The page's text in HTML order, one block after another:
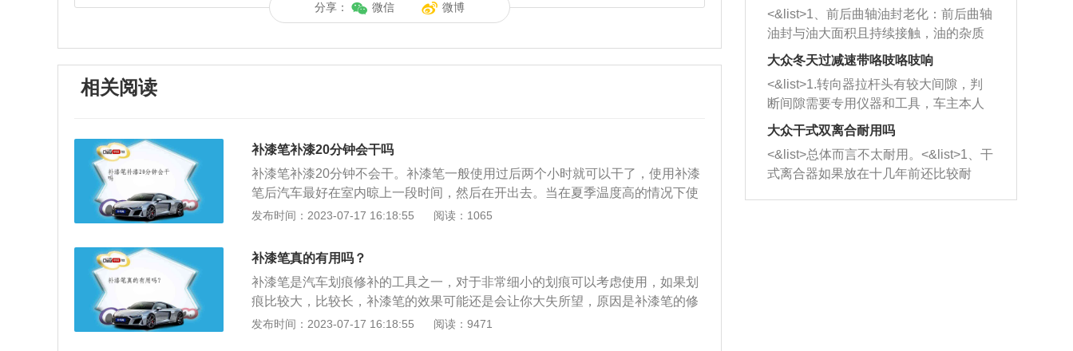
分享： 微信 微博
相关阅读
补漆笔补漆20分钟会干吗
补漆笔补漆20分钟不会干。补漆笔一般使用过后两个小时就可以干了，使用补漆
笔后汽车最好在室内晾上一段时间，然后在开出去。当在夏季温度高的情况下使
用补漆笔两天内最好不要让汽车沾水，冬季建议在四到七天不要碰水。相关解释
透。2、准备工作：在车辆补漆时，4S店都会建议车主留钥匙，并且在车主陪同
下登记好车辆行驶里程，油表数、车况、车子外在的划痕等，车主确认签名，同
时会提醒车主把车内的贵重物品拿走。
发布时间：2023-07-17 16:18:55 阅读：1065
补漆笔真的有用吗？
补漆笔是汽车划痕修补的工具之一，对于非常细小的划痕可以考虑使用，如果划
痕比较大，比较长，补漆笔的效果可能还是会让你大失所望，原因是补漆笔的修
补难以做到补漆那样完美，色差甚至会让你后悔用了补漆笔。另外漏了底漆的划
发布时间：2023-07-17 16:18:55 阅读：9471
西取出来。但如果是因为积碳过多引起
的堵塞，就需要将三元催化器泡在草酸
洗剂对堵塞的情况得到解决，将清洗剂
放在燃油箱中，与燃油混合后，车辆启
动时，就可以和汽油一起进入到燃烧
室，最后形成废气排出，就可以让三元
催化器得到清洗，排气管堵塞的情况就
能够得到解决。
一圈半的练习，往右同样也要打相同的
圈数。 <&list>3、最后强调要反复练
习，这样就可以形成肌肉记忆，在真实
驾驶车辆时，不需要记忆也能打好方
向。
<&list>1、前后曲轴油封老化：前后曲轴
油封与油大面积且持续接触，油的杂质
和发动机内持续温度变化使其密封效果
逐渐减弱，导致渗油或漏油。<&list>2、
活塞间隙过大：积碳会使活塞环与缸体
的间隙扩大，导致机油流入燃烧室中，
造成烧机油。<&list>3、机油粘度。使用
机油粘度过小的话，同样会有烧机油现
象，机油粘度过小具有很好的流动性，
大众冬天过减速带咯吱咯吱响
<&list>1.转向器拉杆头有较大间隙，判
断间隙需要专用仪器和工具，车主本人
无法制作，需要将车辆送到修理厂或4s
店；<&list>2.车辆半轴套管防尘罩破
裂，破裂后会出现漏油现象，使半轴磨
损严重，磨损的半轴容易损坏，产生异
响；<&list>3.稳定器的转向胶套和球头
大众干式双离合耐用吗
<&list>总体而言不太耐用。<&list>1、干
式离合器如果放在十几年前还比较耐